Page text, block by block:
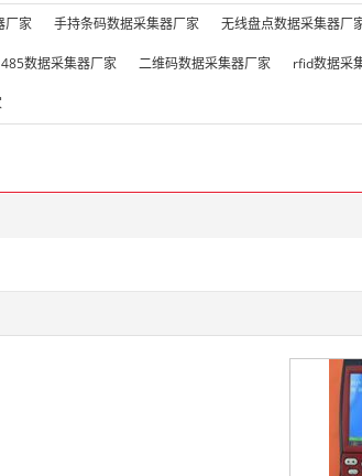
厂家 手持条码数据采集器厂家 无线盘点数据采集器厂
485数据采集器厂家 二维码数据采集器厂家 rfid数据采